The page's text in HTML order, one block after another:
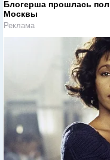
Блогерша прошлась
Москвы
Реклама